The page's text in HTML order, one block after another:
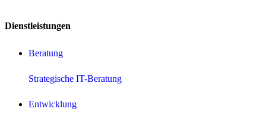
Dienstleistungen
Beratung
Strategische IT-Beratung
Entwicklung